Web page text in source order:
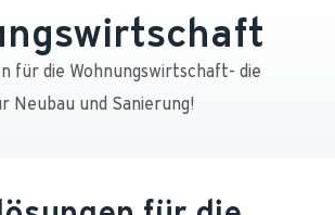
für die Wohnungswirtschaft- die
Neubau und Sanierung!